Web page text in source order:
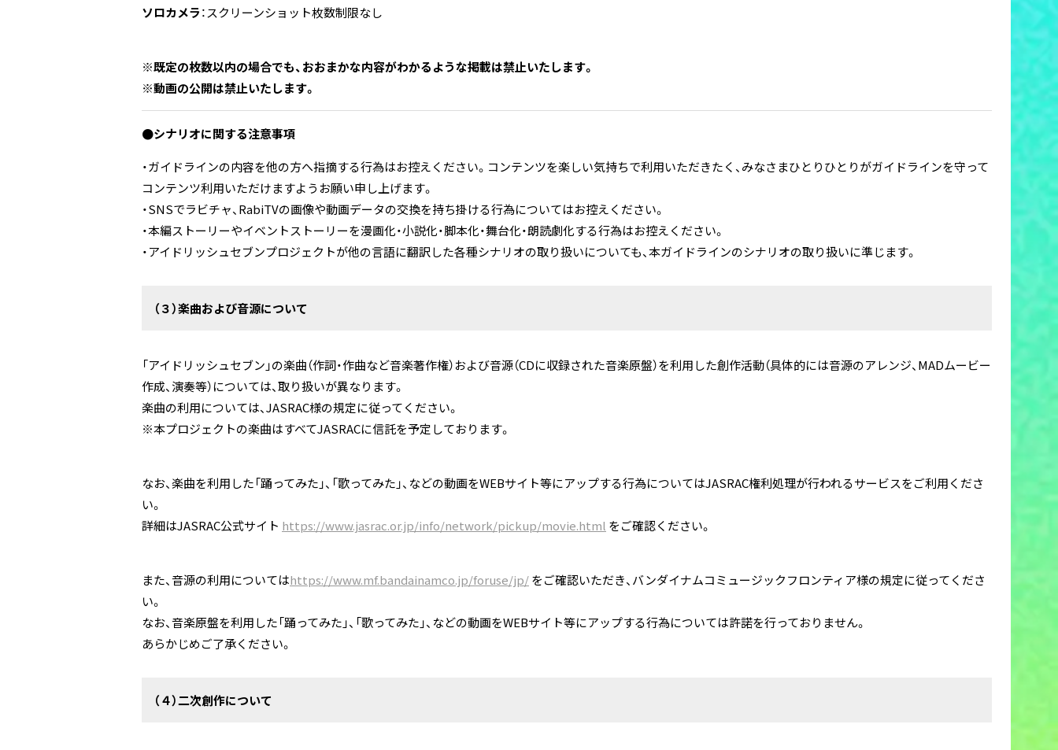
ソロカメラ：スクリーンショット枚数制限なし
※既定の枚数以内の場合でも、おおまかな内容がわかるような掲載は禁止いたします。
※動画の公開は禁止いたします。
●シナリオに関する注意事項
・ガイドラインの内容を他の方へ指摘する行為はお控えください。コンテンツを楽しい気持ちで利用いただきたく、みなさまひとりひとりがガイドラインを守って
コンテンツ利用いただけますようお願い申し上げます。
・SNSでラビチャ、RabiTVの画像や動画データの交換を持ち掛ける行為についてはお控えください。
・本編ストーリーやイベントストーリーを漫画化・小説化・脚本化・舞台化・朗読劇化する行為はお控えください。
・アイドリッシュセブンプロジェクトが他の言語に翻訳した各種シナリオの取り扱いについても、本ガイドラインのシナリオの取り扱いに準じます。
（３）楽曲および音源について
「アイドリッシュセブン」の楽曲（作詞・作曲など音楽著作権）および音源（CDに収録された音楽原盤）を利用した創作活動（具体的には音源のアレンジ、MADムービー
作成、演奏等）については、取り扱いが異なります。
楽曲の利用については、JASRAC様の規定に従ってください。
※本プロジェクトの楽曲はすべてJASRACに信託を予定しております。
なお、楽曲を利用した「踊ってみた」、「歌ってみた」、などの動画をWEBサイト等にアップする行為についてはJASRAC権利処理が行われるサービスをご利用くださ
い。
詳細はJASRAC公式サイト https://www.jasrac.or.jp/info/network/pickup/movie.html をご確認ください。
また、音源の利用についてはhttps://www.mf.bandainamco.jp/foruse/jp/をご確認いただき、バンダイナムコミュージックフロンティア様の規定に従ってくださ
い。
なお、音楽原盤を利用した「踊ってみた」、「歌ってみた」、などの動画をWEBサイト等にアップする行為については許諾を行っておりません。
あらかじめご了承ください。
（４）二次創作について